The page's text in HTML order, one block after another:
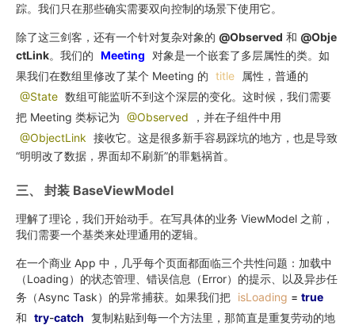
踪。我们只在那些确实需要双向控制的场景下使用它。
除了这三剑客，还有一个针对复杂对象的 @Observed 和 @Obje
ctLink。我们的 Meeting
对象是一个嵌套了多层属性的类。如
果我们在数组里修改了某个 Meeting 的 title
属性，普通的
@State 数组可能监听不到这个深层的变化。这时候，我们需要
把 Meeting 类标记为 @Observed
，并在子组件中用
@ObjectLink 接收它。这是很多新手容易踩坑的地方，也是导致
“明明改了数据，界面却不刷新”的罪魁祸首。
三、 封装 BaseViewModel
理解了理论，我们开始动手。在写具体的业务 ViewModel 之前，
我们需要一个基类来处理通用的逻辑。
在一个商业 App 中，几乎每个页面都面临三个共性问题：加载中
（Loading）的状态管理、错误信息（Error）的提示、以及异步任
务（Async Task）的异常捕获。如果我们把 isLoading = true
和 try-catch 复制粘贴到每一个方法里，那简直是重复劳动的地